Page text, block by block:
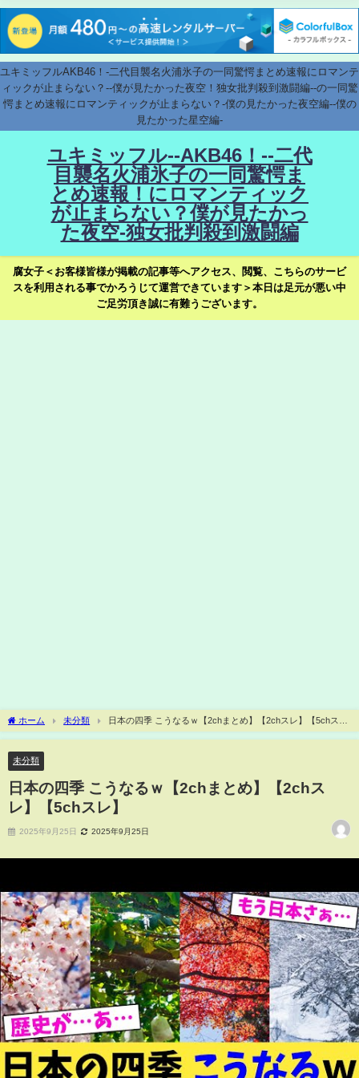
ユキミッフルAKB46！-二代目襲名火浦氷子の一同驚愕まとめ速報にロマンテ
ィックが止まらない？--僕が見たかった夜空！独女批判殺到激闘編--の一同驚
愕まとめ速報にロマンティックが止まらない？-僕の見たかった夜空編--僕の
見たかった星空編-
ユキミッフル--AKB46！--二代
目襲名火浦氷子の一同驚愕ま
とめ速報！にロマンティック
が止まらない？僕が見たかっ
た夜空-独女批判殺到激闘編
腐女子＜お客様皆様が掲載の記事等へアクセス、閲覧、こちらのサービ
スを利用される事でかろうじて運営できています＞本日は足元が悪い中
ご足労頂き誠に有難うございます。
ホーム 未分類
日本の四季 こうなるｗ【2chまとめ】【2chスレ】【5chス
レ】
未分類
日本の四季 こうなるｗ【2chまとめ】【2chス
レ】【5chスレ】
2025年9月25日 2025年9月25日